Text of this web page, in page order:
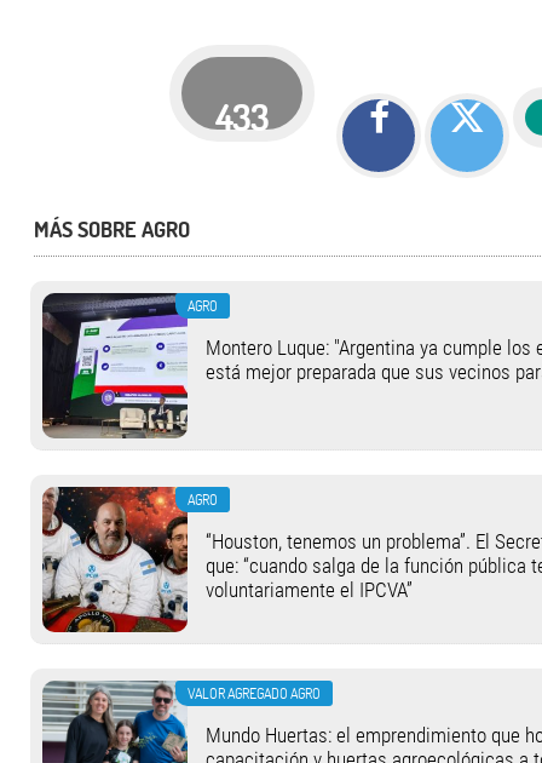
433
MÁS SOBRE AGRO
AGRO
Montero Luque: "Argentina ya cumple los
está mejor preparada que sus vecinos
AGRO
“Houston, tenemos un problema”. El
que: “cuando salga de la función pública
voluntariamente el IPCVA”
VALOR AGREGADO AGRO
Mundo Huertas: el emprendimiento que